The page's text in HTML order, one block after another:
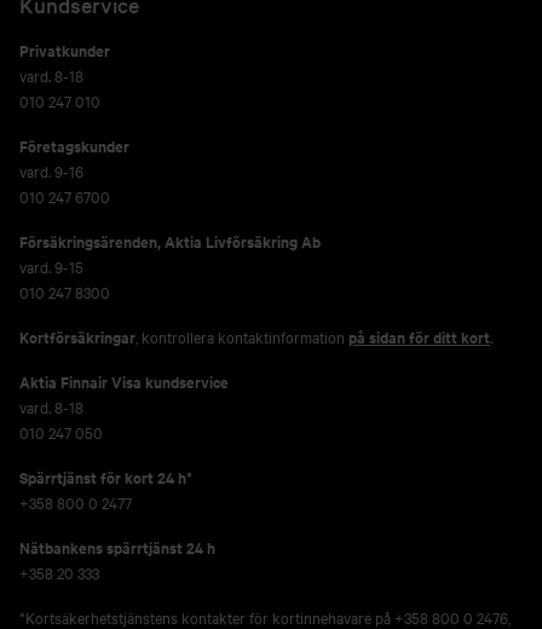
Privatkunder
vard. 8-18
010 247 010
Företagskunder
vard. 9-16
010 247 6700
Försäkringsärenden,Aktia Livförsäkring Ab
vard. 9-15
010 247 8300
Kortförsäkringar , kontrollera kontaktinformation på sidan för ditt kort.
Aktia Finnair Visa kundservice
vard. 8-18
010 247 050
Spärrtjänst för kort 24 h*
+358 800 0 2477
Nätbankens spärrtjänst 24 h
+358 20 333
*Kortsäkerhetstjänstens kontakter för kortinnehavare på +358 800 0 2476,